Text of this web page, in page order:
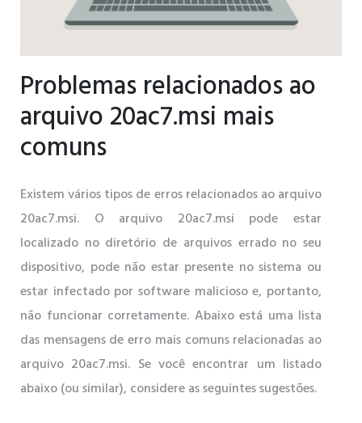
Problemas relacionados ao
arquivo 20ac7.msi mais
comuns
Existem vários tipos de erros relacionados ao arquivo
20ac7.msi. O arquivo 20ac7.msi pode estar
localizado no diretório de arquivos errado no seu
dispositivo, pode não estar presente no sistema ou
estar infectado por software malicioso e, portanto,
não funcionar corretamente. Abaixo está uma lista
das mensagens de erro mais comuns relacionadas ao
arquivo 20ac7.msi. Se você encontrar um listado
abaixo (ou similar), considere as seguintes sugestões.